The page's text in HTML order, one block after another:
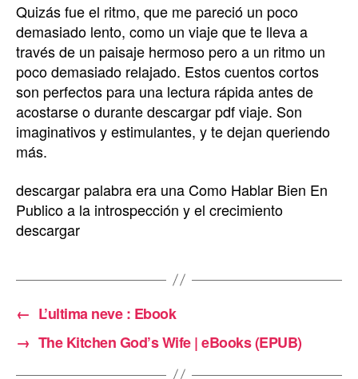
Quizás fue el ritmo, que me pareció un poco
demasiado lento, como un viaje que te lleva a
través de un paisaje hermoso pero a un ritmo un
poco demasiado relajado. Estos cuentos cortos
son perfectos para una lectura rápida antes de
acostarse o durante descargar pdf viaje. Son
imaginativos y estimulantes, y te dejan queriendo
más.
descargar palabra era una Como Hablar Bien En
Publico a la introspección y el crecimiento
descargar
← L’ultima neve : Ebook
→ The Kitchen God’s Wife | eBooks (EPUB)